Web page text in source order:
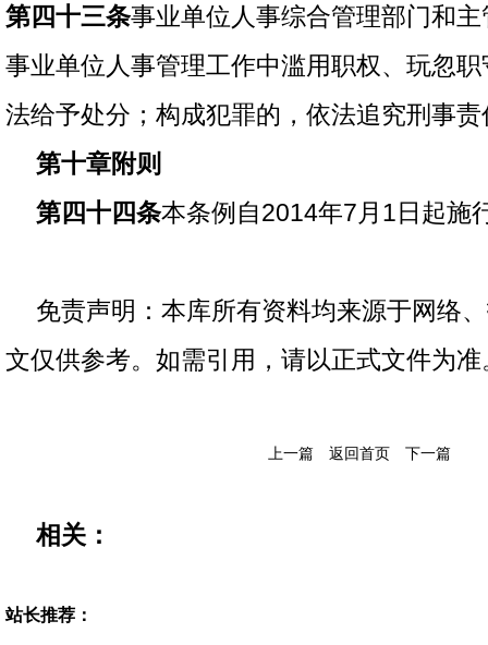
第四十三条事业单位人事综合管理部门和
事业单位人事管理工作中滥用职权、玩忽
法给予处分；构成犯罪的，依法追究刑事责
第十章附则
第四十四条本条例自2014年7月1日起施
免责声明：本库所有资料均来源于网络
文仅供参考。如需引用，请以正式文件为准
上一篇 返回首页 下一篇
相关：
站长推荐：